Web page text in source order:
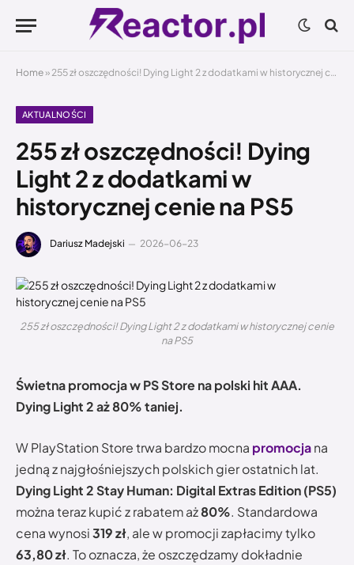
Home » 255 zł oszczędności! Dying Light 2 z dodatkami w historycznej cenie na PS5
AKTUALNOŚCI
255 zł oszczędności! Dying
Light 2 z dodatkami w
historycznej cenie na PS5
Dariusz Madejski 2026-06-23
255 zł oszczędności! Dying Light 2 z dodatkami w historycznej cenie
na PS5
Świetna promocja w PS Store na polski hit AAA.
Dying Light 2 aż 80% taniej.
W PlayStation Store trwa bardzo mocna promocjana
jedną z najgłośniejszych polskich gier ostatnich lat.
Dying Light 2 Stay Human: Digital Extras Edition (PS5)
można teraz kupić z rabatem aż80%. Standardowa
cena wynosi319 zł, ale w promocji zapłacimy tylko
63,80 zł. To oznacza, że oszczędzamy dokładnie